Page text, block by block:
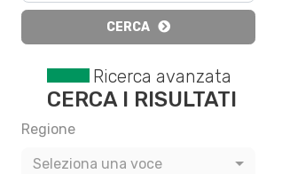
CERCA
Ricerca avanzata
CERCA I RISULTATI
Regione
Seleziona una voce